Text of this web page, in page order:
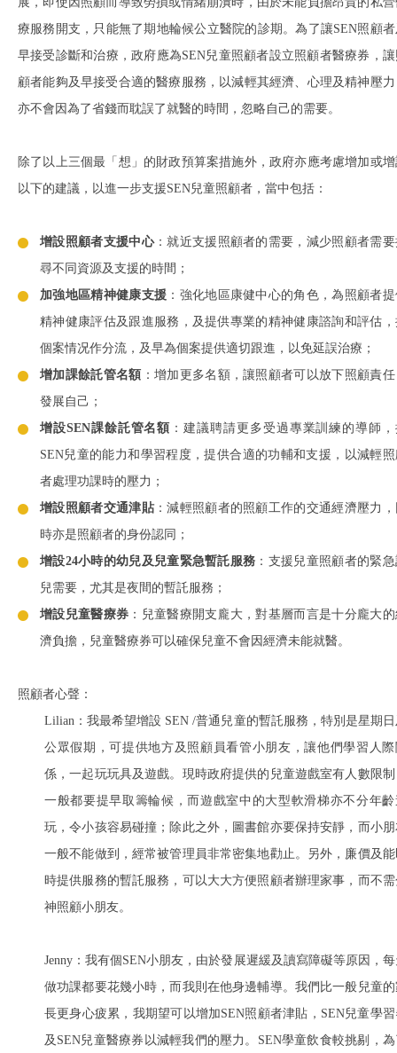
療服務開支，只能無了期地輪候公立醫院的診期。為了讓SEN照顧
早接受診斷和治療，政府應為SEN兒童照顧者設立照顧者醫療券，
顧者能夠及早接受合適的醫療服務，以減輕其經濟、心理及精神壓
亦不會因為了省錢而耽誤了就醫的時間，忽略自己的需要。
除了以上三個最「想」的財政預算案措施外，政府亦應考慮增加或
以下的建議，以進一步支援SEN兒童照顧者，當中包括：
增設照顧者支援中心：就近支援照顧者的需要，減少照顧者需
尋不同資源及支援的時間；
加強地區精神健康支援 ：強化地區康健中心的角色，為照顧者
精神健康評估及跟進服務，及提供專業的精神健康諮詢和評估
個案情况作分流，及早為個案提供適切跟進，以免延誤治療；
增加課餘託管名額 ：增加更多名額，讓照顧者可以放下照顧責
發展自己；
增設SEN課餘託管名額 ：建議聘請更多受過專業訓練的導師，
SEN兒童的能力和學習程度，提供合適的功輔和支援，以減輕
者處理功課時的壓力；
增設照顧者交通津貼：減輕照顧者的照顧工作的交通經濟壓力
時亦是照顧者的身份認同；
增設24小時的幼兒及兒童緊急暫託服務 ：支援兒童照顧者的緊
兒需要，尤其是夜間的暫託服務；
增設兒童醫療券 ：兒童醫療開支龐大，對基層而言是十分龐大
濟負擔，兒童醫療券可以確保兒童不會因經濟未能就醫。
照顧者心聲：
Lilian ：我最希望增設 SEN /普通兒童的暫託服務，特別是星期
公眾假期，可提供地方及照顧員看管小朋友，讓他們學習人際
係，一起玩玩具及遊戲。現時政府提供的兒童遊戲室有人數限
一般都要提早取籌輪候，而遊戲室中的大型軟滑梯亦不分年齡
玩，令小孩容易碰撞；除此之外，圖書館亦要保持安靜，而小
一般不能做到，經常被管理員非常密集地勸止。另外，廉價及
時提供服務的暫託服務，可以大大方便照顧者辦理家事，而不
神照顧小朋友。
Jenny ：我有個SEN小朋友，由於發展遲緩及讀寫障礙等原因，
做功課都要花幾小時，而我則在他身邊輔導。我們比一般兒童
長更身心疲累，我期望可以增加SEN照顧者津貼，SEN兒童學
及SEN兒童醫療券以減輕我們的壓力。SEN學童飲食較挑剔，